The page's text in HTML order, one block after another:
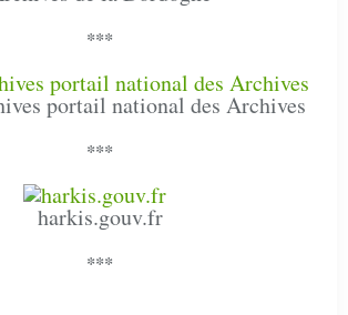
***
portail national des Archives
***
harkis.gouv.fr
***